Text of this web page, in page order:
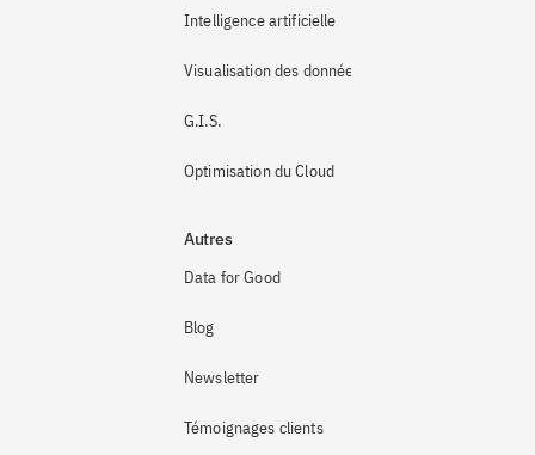
Intelligence artificielle
Visualisation des données
G.I.S.
Optimisation du Cloud
Autres
Data for Good
Blog
Newsletter
Témoignages clients